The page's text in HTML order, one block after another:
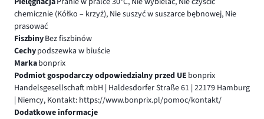
chemicznie (Kółko – krzyż), Nie suszyć w suszarce bębnowej, Nie
prasować
FiszbinyBez fiszbinów
Cechypodszewka w biuście
Markabonprix
Podmiot gospodarczy odpowiedzialny przed UE bonprix
Handelsgesellschaft mbH | Haldesdorfer Straße 61 | 22179 Hamburg
| Niemcy, Kontakt: https://www.bonprix.pl/pomoc/kontakt/
Dodatkowe informacje